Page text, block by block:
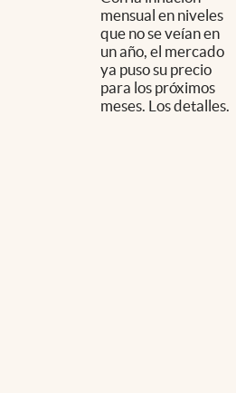
mensual en niveles
que no se veían en
un año, el mercado
ya puso su precio
para los próximos
meses. Los detalles.